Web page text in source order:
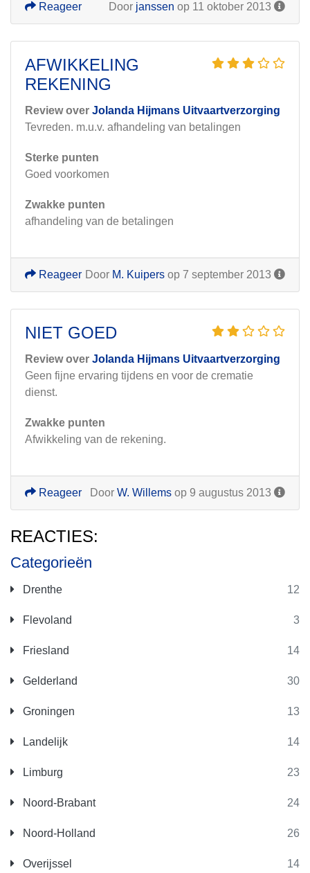
Categorieën
Drenthe 12
Flevoland 3
Friesland 14
Gelderland 30
Groningen 13
Landelijk 14
Limburg 23
Noord-Brabant 24
Noord-Holland 26
Overijssel 14
Door janssen op 11 oktober 2013
Reageer
AFWIKKELING
REKENING
Review over Jolanda Hijmans Uitvaartverzorging
Tevreden. m.u.v. afhandeling van betalingen
Sterke punten
Goed voorkomen
Zwakke punten
afhandeling van de betalingen
Door M. Kuipers op 7 september 2013
Reageer
NIET GOED
Review over Jolanda Hijmans Uitvaartverzorging
Geen fijne ervaring tijdens en voor de crematie
dienst.
Zwakke punten
Afwikkeling van de rekening.
Door W. Willems op 9 augustus 2013
Reageer
REACTIES: